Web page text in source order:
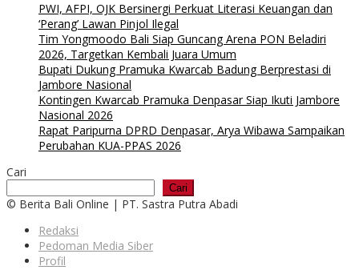
PWI, AFPI, OJK Bersinergi Perkuat Literasi Keuangan dan
‘Perang’ Lawan Pinjol Ilegal
Tim Yongmoodo Bali Siap Guncang Arena PON Beladiri
2026, Targetkan Kembali Juara Umum
Bupati Dukung Pramuka Kwarcab Badung Berprestasi di
Jambore Nasional
Kontingen Kwarcab Pramuka Denpasar Siap Ikuti Jambore
Nasional 2026
Rapat Paripurna DPRD Denpasar, Arya Wibawa Sampaikan
Perubahan KUA-PPAS 2026
Cari
Cari
© Berita Bali Online | PT. Sastra Putra Abadi
Redaksi
Pedoman Media Siber
Profil